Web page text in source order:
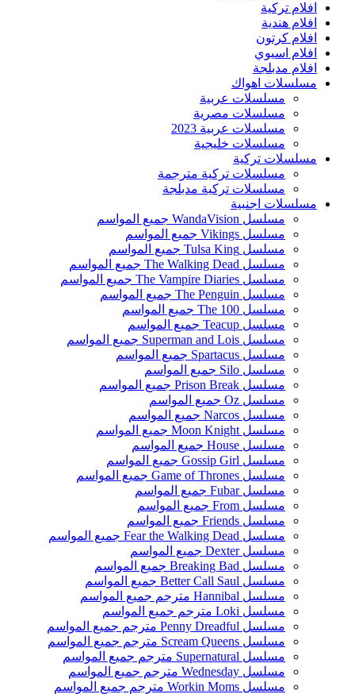
افلام تركية
افلام هندية
افلام كرتون
افلام اسيوي
افلام مدبلجة
مسلسلات اهواك
مسلسلات عربية
مسلسلات مصرية
مسلسلات عربية 2023
مسلسلات خليجية
مسلسلات تركية
مسلسلات تركية مترجمة
مسلسلات تركية مدبلجة
مسلسلات اجنبية
مسلسل WandaVision جميع المواسم
مسلسل Vikings جميع المواسم
مسلسل Tulsa King جميع المواسم
مسلسل The Walking Dead جميع المواسم
مسلسل The Vampire Diaries جميع المواسم
مسلسل The Penguin جميع المواسم
مسلسل The 100 جميع المواسم
مسلسل Teacup جميع المواسم
مسلسل Superman and Lois جميع المواسم
مسلسل Spartacus جميع المواسم
مسلسل Silo جميع المواسم
مسلسل Prison Break جميع المواسم
مسلسل Oz جميع المواسم
مسلسل Narcos جميع المواسم
مسلسل Moon Knight جميع المواسم
مسلسل House جميع المواسم
مسلسل Gossip Girl جميع المواسم
مسلسل Game of Thrones جميع المواسم
مسلسل Fubar جميع المواسم
مسلسل From جميع المواسم
مسلسل Friends جميع المواسم
مسلسل Fear the Walking Dead جميع المواسم
مسلسل Dexter جميع المواسم
مسلسل Breaking Bad جميع المواسم
مسلسل Better Call Saul جميع المواسم
مسلسل Hannibal مترجم جميع المواسم
مسلسل Loki مترجم جميع المواسم
مسلسل Penny Dreadful مترجم جميع المواسم
مسلسل Scream Queens مترجم جميع المواسم
مسلسل Supernatural مترجم جميع المواسم
مسلسل Wednesday مترجم جميع المواسم
مسلسل Workin Moms مترجم جميع المواسم